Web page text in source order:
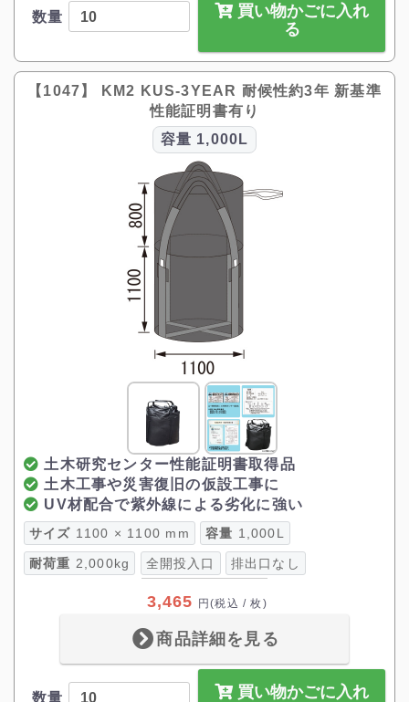
数量
買い物かごに入れ
る
【1047】 KM2 KUS-3YEAR 耐候性約3年 新基準
性能証明書有り
容量 1,000L
土木研究センター性能証明書取得品
土木工事や災害復旧の仮設工事に
UV材配合で紫外線による劣化に強い
サイズ 1100 × 1100 mm 容量 1,000L
耐荷重 2,000kg 全開投入口 排出口なし
3,465 円(税込 / 枚)
商品詳細を見る
数量
買い物かごに入れ